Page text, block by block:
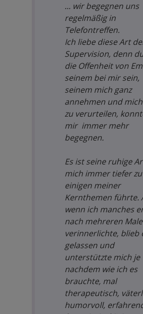
... wir begegnen uns
regelmäßig in
Telefontreffen.
Ich liebe diese Art
Supervision, denn
die Offenheit von
seinem bei mir sein,
seinem mich ganz
annehmen und
zu verurteilen,
mir immer mehr
begegnen.
Es ist seine ruhige
mich immer tiefer zu
einigen meiner
Kernthemen führte.
wenn ich manches
nach mehreren
verinnerlichte, blieb
gelassen und
unterstützte mich je
nachdem wie ich es
brauchte, mal
therapeutisch,
humorvoll,